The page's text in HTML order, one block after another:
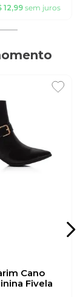
12,99 sem juros
Cano
Fivela